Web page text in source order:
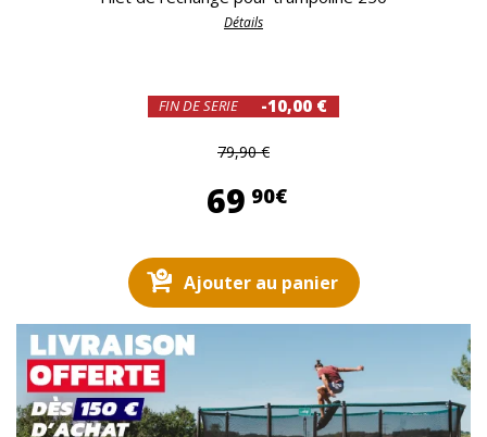
Détails
FIN DE SERIE -10,00 €
79,90 €
69 90€69,90 €
Ajouter au panier